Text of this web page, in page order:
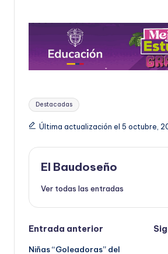
Etiquetas:
Destacadas
Última actualización el 5 octubre,
El Baudoseño
Ver todas las entradas
Navegación
Entrada anterior
Niñas “Goleadoras” del